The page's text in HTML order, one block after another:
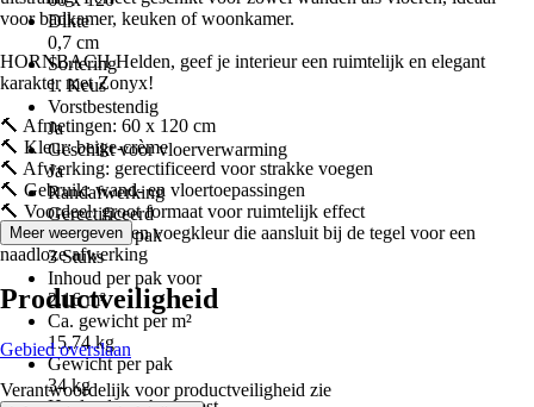
Dikte
0,7 cm
Sortering
1. Keus
Vorstbestendig
Ja
Geschikt voor vloerverwarming
Ja
Randafwerking
Gerectificeerd
Inhoud per pak
3 Stuks
Inhoud per pak voor
2,16 m²
Ca. gewicht per m²
15,74 kg
Gewicht per pak
34 kg
voor badkamer, keuken of woonkamer.
HORNBACH Helden, geef je interieur een ruimtelijk en elegant
karakter met Zonyx!
🔨 Afmetingen: 60 x 120 cm
🔨 Kleur: beige-crème
🔨 Afwerking: gerectificeerd voor strakke voegen
🔨 Gebruik: wand- en vloertoepassingen
🔨 Voordeel: groot formaat voor ruimtelijk effect
🔨 Klustip: kies een voegkleur die aansluit bij de tegel voor een
naadloze afwerking
Meer weergeven
Productveiligheid
Gebied overslaan
Verantwoordelijk voor productveiligheid zie